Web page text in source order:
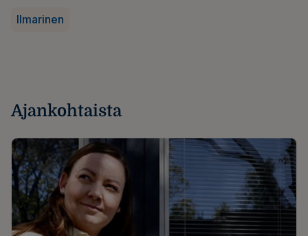
Ilmarinen
Ajankohtaista